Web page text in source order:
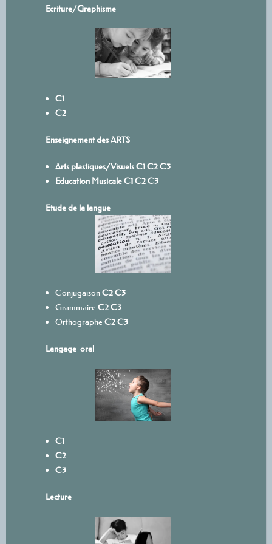
Ecriture/Graphisme
C1
C2
Enseignement des ARTS
Arts plastiques/VisuelsC1C2C3
Education MusicaleC1C2C3
Etude de la langue
ConjugaisonC2C3
Grammaire C2C3
Orthographe C2C3
Langage oral
C1
C2
C3
Lecture